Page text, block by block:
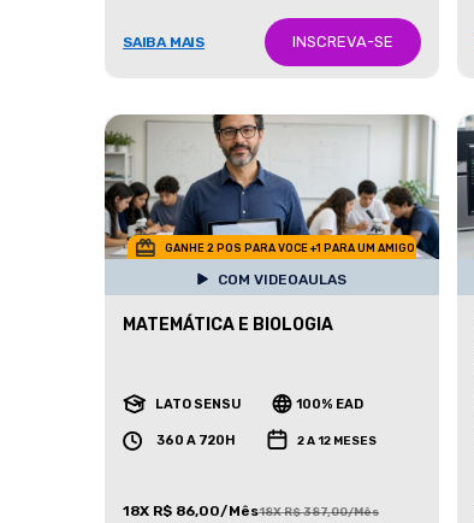
SAIBA MAIS INSCREVA-SE
GANHE 2 POS PARA VOCE +1 PARA UM AMIGO
COM VIDEOAULAS
MATEMÁTICA E BIOLOGIA
LATO SENSU 100% EAD
360 A 720H 2 A 12 MESES
18X R$ 86,00/Mês18X R$ 387,00/Mês